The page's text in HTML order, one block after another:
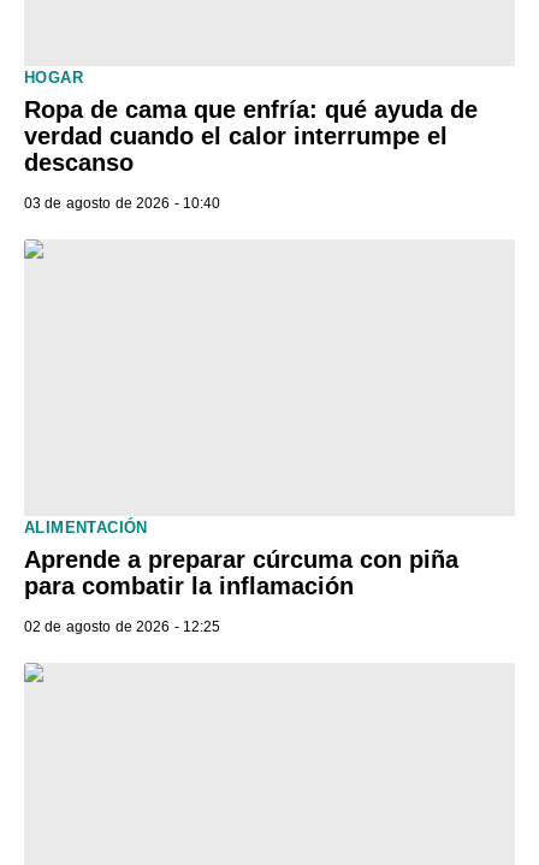
HOGAR
Ropa de cama que enfría: qué ayuda de
verdad cuando el calor interrumpe el
descanso
03 de agosto de 2026 - 10:40
ALIMENTACIÓN
Aprende a preparar cúrcuma con piña
para combatir la inflamación
02 de agosto de 2026 - 12:25